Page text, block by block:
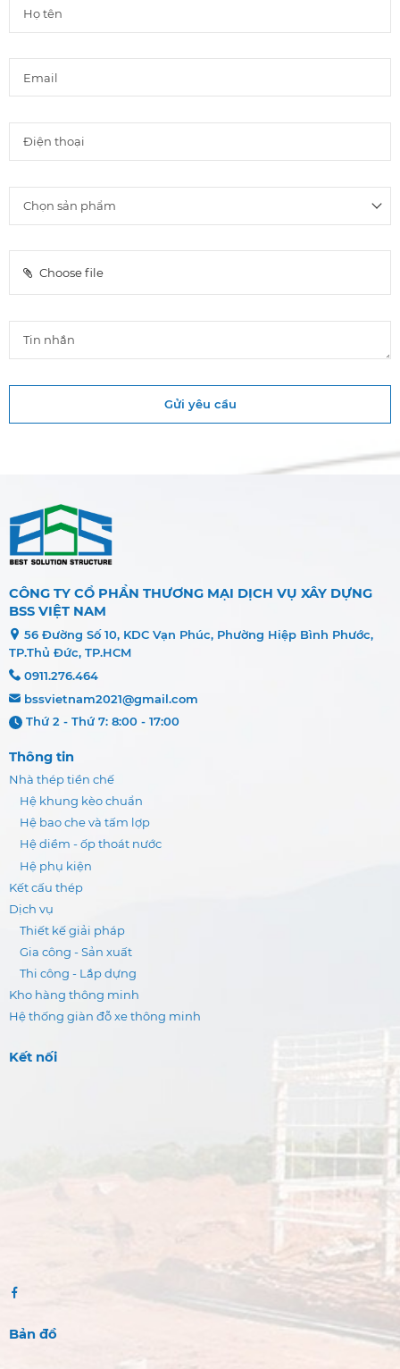
Choose file
Gửi yêu cầu
CÔNG TY CỔ PHẦN THƯƠNG MẠI DỊCH VỤ XÂY DỰNG
BSS VIỆT NAM
56 Đường Số 10, KDC Vạn Phúc, Phường Hiệp Bình Phước,
TP.Thủ Đức, TP.HCM
0911.276.464
bssvietnam2021@gmail.com
Thứ 2 - Thứ 7: 8:00 - 17:00
Thông tin
Nhà thép tiền chế
Hệ khung kèo chuẩn
Hệ bao che và tấm lợp
Hệ diềm - ốp thoát nước
Hệ phụ kiện
Kết cấu thép
Dịch vụ
Thiết kế giải pháp
Gia công - Sản xuất
Thi công - Lắp dựng
Kho hàng thông minh
Hệ thống giàn đỗ xe thông minh
Kết nối
Bản đồ